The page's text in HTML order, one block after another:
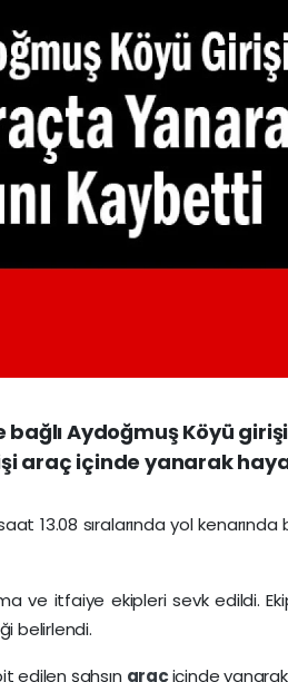
Aydoğmuş Köyü
araç içinde yanarak
13.08 sıralarında yol kenarında
ve itfaiye ekipleri sevk edildi.
belirlendi.
edilen şahsın araçiçinde